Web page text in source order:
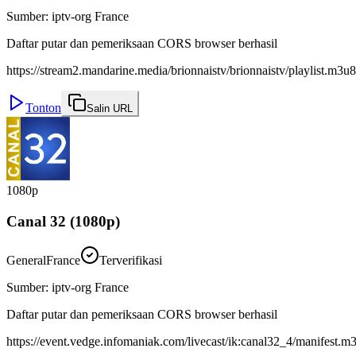
Sumber: iptv-org France
Daftar putar dan pemeriksaan CORS browser berhasil
https://stream2.mandarine.media/brionnaistv/brionnaistv/playlist.m3u8
Tonton Salin URL
1080p
Canal 32 (1080p)
GeneralFrance
Terverifikasi
Sumber: iptv-org France
Daftar putar dan pemeriksaan CORS browser berhasil
https://event.vedge.infomaniak.com/livecast/ik:canal32_4/